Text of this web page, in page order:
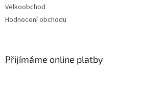
Velkoobchod
Hodnocení obchodu
Přijímáme online platby